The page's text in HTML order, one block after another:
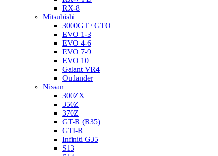
RX-8
Mitsubishi
3000GT / GTO
EVO 1-3
EVO 4-6
EVO 7-9
EVO 10
Galant VR4
Outlander
Nissan
300ZX
350Z
370Z
GT-R (R35)
GTI-R
Infiniti G35
S13